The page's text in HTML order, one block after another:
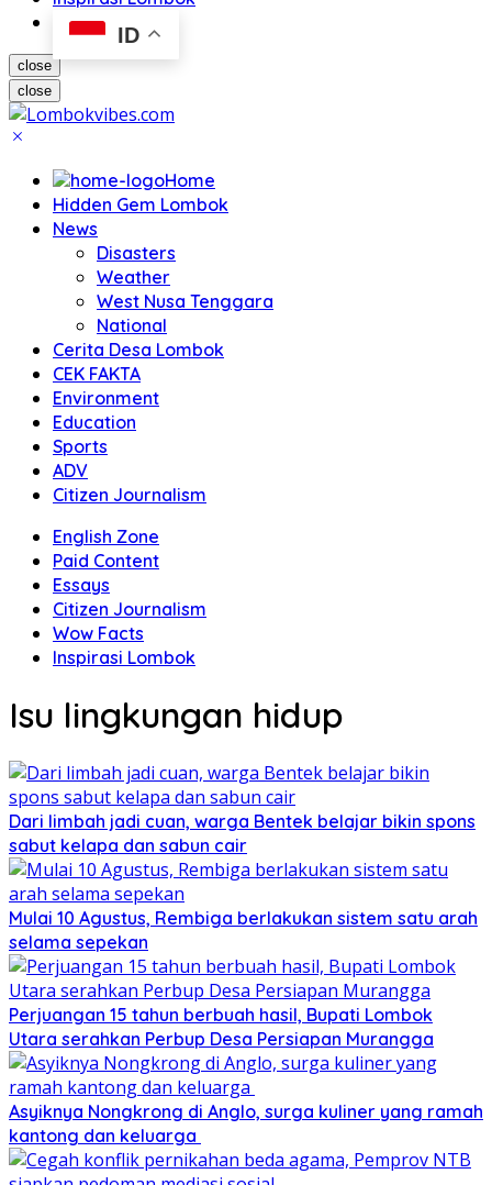
ID
close
close
Home
Hidden Gem Lombok
News
Disasters
Weather
West Nusa Tenggara
National
Cerita Desa Lombok
CEK FAKTA
Environment
Education
Sports
ADV
Citizen Journalism
English Zone
Paid Content
Essays
Citizen Journalism
Wow Facts
Inspirasi Lombok
Isu lingkungan hidup
Dari limbah jadi cuan, warga Bentek belajar bikin spons
sabut kelapa dan sabun cair
Mulai 10 Agustus, Rembiga berlakukan sistem satu arah
selama sepekan
Perjuangan 15 tahun berbuah hasil, Bupati Lombok
Utara serahkan Perbup Desa Persiapan Murangga
Asyiknya Nongkrong di Anglo, surga kuliner yang ramah
kantong dan keluarga